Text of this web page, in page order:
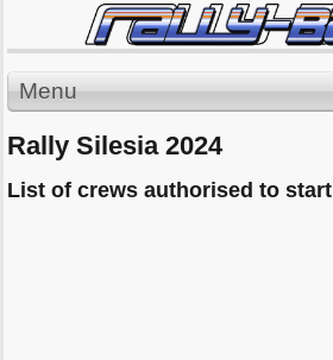
Menu
Rally Silesia 2024
List of crews authorised to start